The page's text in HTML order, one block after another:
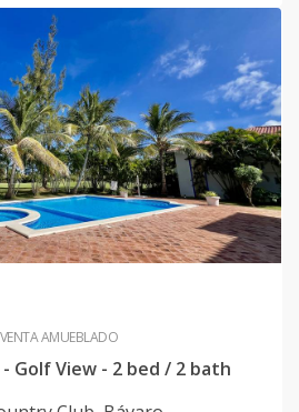
VENTA AMUEBLADO
- Golf View - 2 bed / 2 bath